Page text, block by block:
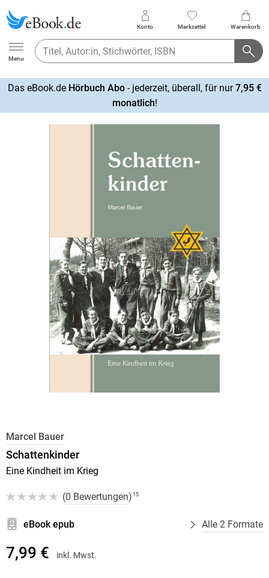
Ebook.de
Menu
Konto Merkzettel Warenkorb
Das eBook.de Hörbuch Abo- jederzeit, überall, für nur7,95 €
monatlich!
Marcel Bauer
Schattenkinder
Eine Kindheit im Krieg
(0 Bewertungen) 15
eBook epub Alle 2 Formate
7,99 € inkl. Mwst.